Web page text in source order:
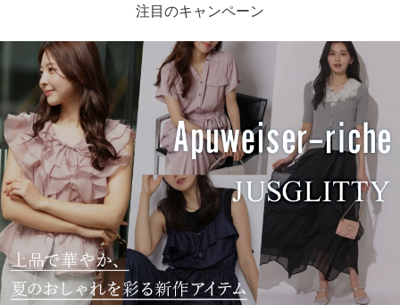
注目のキャンペーン